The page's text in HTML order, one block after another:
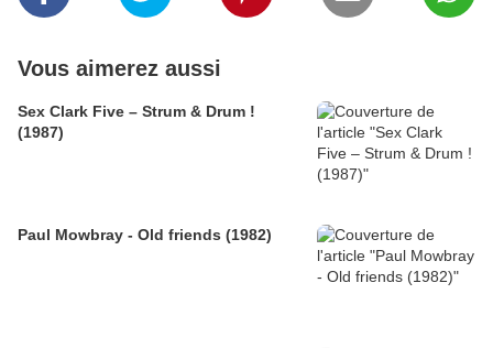
Vous aimerez aussi
Sex Clark Five ‎– Strum & Drum !
(1987)
Paul Mowbray - Old friends (1982)